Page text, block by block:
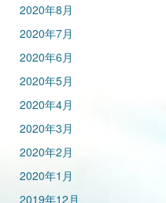
2020年8月
2020年7月
2020年6月
2020年5月
2020年4月
2020年3月
2020年2月
2020年1月
2019年12月